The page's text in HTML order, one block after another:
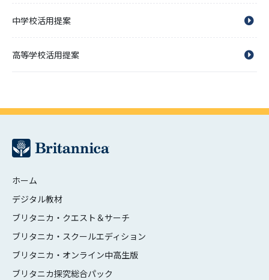
中学校活用提案
高等学校活用提案
ホーム
デジタル教材
ブリタニカ・クエスト＆サーチ
ブリタニカ・スクールエディション
ブリタニカ・オンライン中高生版
ブリタニカ探究総合パック